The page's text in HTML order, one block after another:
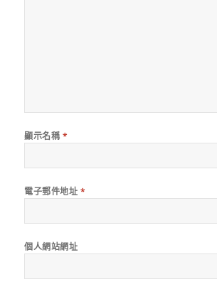
顯示名稱 *
電子郵件地址 *
個人網站網址